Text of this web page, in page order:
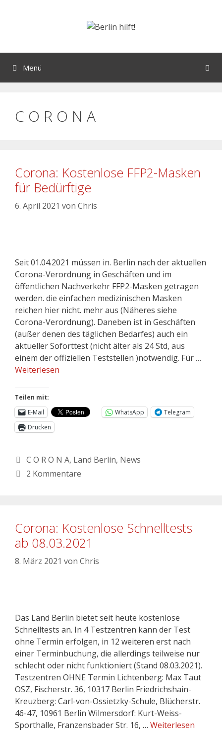
Menü
C O R O N A
Corona: Kostenlose FFP2-Masken
für Bedürftige
6. April 2021 von Chris
Seit 01.04.2021 müssen in. Berlin nach der aktuellen
Corona-Verordnung in Geschäften und im
öffentlichen Nachverkehr FFP2-Masken getragen
werden. die einfachen medizinischen Masken
reichen hier nicht. mehr aus (Näheres siehe
Corona-Verordnung). Daneben ist in Geschäften
(außer denen des täglichen Bedarfes) auch ein
aktueller Soforttest (nicht älter als 24 Std, aus
einem der offiziellen Teststellen )notwendig. Für …
Weiterlesen
Teilen mit:
E-Mail
WhatsApp
Telegram
Drucken
C O R O N A, Land Berlin, News
2 Kommentare
Corona: Kostenlose Schnelltests
ab 08.03.2021
8. März 2021 von Chris
Das Land Berlin bietet seit heute kostenlose
Schnelltests an. In 4 Testzentren kann der Test
ohne Termin erfolgen, in 12 weiteren erst nach
einer Terminbuchung, die allerdings teilweise nur
schlecht oder nicht funktioniert (Stand 08.03.2021).
Testzentren OHNE Termin Lichtenberg: Max Taut
OSZ, Fischerstr. 36, 10317 Berlin Friedrichshain-
Kreuzberg: Carl-von-Ossietzky-Schule, Blücherstr.
46-47, 10961 Berlin Wilmersdorf: Kurt-Weiss-
Sporthalle, Franzensbader Str. 16, … Weiterlesen